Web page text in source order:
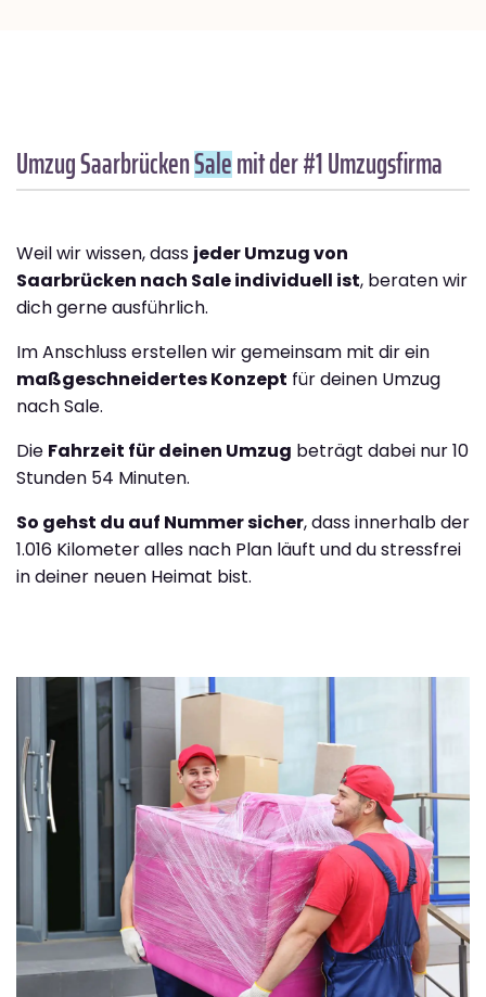
Umzug SaarbrückenSalemit der #1 Umzugsfirma
Weil wir wissen, dass jeder Umzug von
Saarbrücken nach Sale individuell ist, beraten wir
dich gerne ausführlich.
Im Anschluss erstellen wir gemeinsam mit dir ein
maßgeschneidertes Konzept für deinen Umzug
nach Sale.
Die Fahrzeit für deinen Umzug beträgt dabei nur 10
Stunden 54 Minuten.
So gehst du auf Nummer sicher, dass innerhalb der
1.016 Kilometer alles nach Plan läuft und du stressfrei
in deiner neuen Heimat bist.